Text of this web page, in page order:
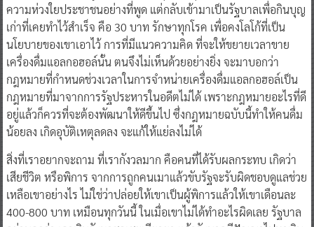
ความห่วงใยประชาชนอย่างที่พูด แต่กลับเข้ามาเป็นรัฐบาลเพื่อกินบุญ
เก่าที่เคยทำไว้สำเร็จ คือ 30 บาท รักษาทุกโรค เพื่อคงโลโก้ที่เป็น
นโยบายของเขาเอาไว้ การที่มีแนวความคิด ที่จะให้ขยายเวลาขาย
เครื่องดื่มแอลกอฮอล์นั้น ตนจึงไม่เห็นด้วยอย่างยิ่ง จะมาบอกว่า
กฎหมายที่กำหนดช่วงเวลาในการจำหน่ายเครื่องดื่มแอลกอฮอล์เป็น
กฎหมายที่มาจากการรัฐประหารในอดีตไม่ได้ เพราะกฎหมายอะไรที่ดี
อยู่แล้วก็ควรที่จะต้องพัฒนาให้ดีขึ้นไป ซึ่งกฎหมายฉบับนี้ทำให้คนดื่ม
น้อยลง เกิดอุบัติเหตุลดลง จะแก้ให้แย่ลงไม่ได้
สิ่งที่เราอยากจะถาม ที่เรากังวลมาก คือคนที่ได้รับผลกระทบ เกิดว่า
เสียชีวิต หรือพิการ จากการถูกคนเมาแล้วขับรัฐจะรับผิดชอบดูแลช่วย
เหลือเขาอย่างไร ไม่ใช่ว่าปล่อยให้เขาเป็นผู้พิการแล้วให้เขาเดือนละ
400-800 บาท เหมือนทุกวันนี้ ในเมื่อเขาไม่ได้ทำอะไรผิดเลย รัฐบาล